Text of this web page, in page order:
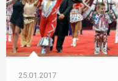
25.01.2017